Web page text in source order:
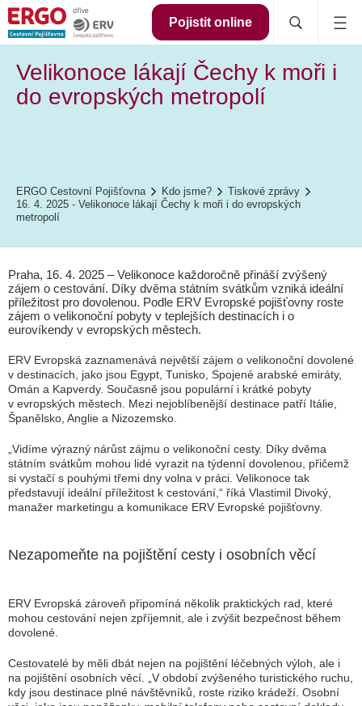
Pojistit online
Velikonoce lákají Čechy k moři i
do evropských metropolí
ERGO Cestovní Pojišťovna Kdo jsme?
Tiskové zprávy
16. 4. 2025 - Velikonoce lákají Čechy k moři i do evropských
metropolí
Praha, 16. 4. 2025 – Velikonoce každoročně přináší zvýšený
zájem o cestování. Díky dvěma státním svátkům vzniká ideální
příležitost pro dovolenou. Podle ERV Evropské pojišťovny roste
zájem o velikonoční pobyty v teplejších destinacích i o
eurovíkendy v evropských městech.
ERV Evropská zaznamenává největší zájem o velikonoční dovolené
v destinacích, jako jsou Egypt, Tunisko, Spojené arabské emiráty,
Omán a Kapverdy. Současně jsou populární i krátké pobyty
v evropských městech. Mezi nejoblíbenější destinace patří Itálie,
Španělsko, Anglie a Nizozemsko.
„Vidíme výrazný nárůst zájmu o velikonoční cesty. Díky dvěma
státním svátkům mohou lidé vyrazit na týdenní dovolenou, přičemž
si vystačí s pouhými třemi dny volna v práci. Velikonoce tak
představují ideální příležitost k cestování, “ říká Vlastimil Divoký,
manažer marketingu a komunikace ERV Evropské pojišťovny.
Nezapomeňte na pojištění cesty i osobních věcí
ERV Evropská zároveň připomíná několik praktických rad, které
mohou cestování nejen zpříjemnit, ale i zvýšit bezpečnost během
dovolené.
Cestovatelé by měli dbát nejen na pojištění léčebných výloh, ale i
na pojištění osobních věcí.
„V období zvýšeného turistického ruchu,
kdy jsou destinace plné návštěvníků, roste riziko krádeží. Osobní